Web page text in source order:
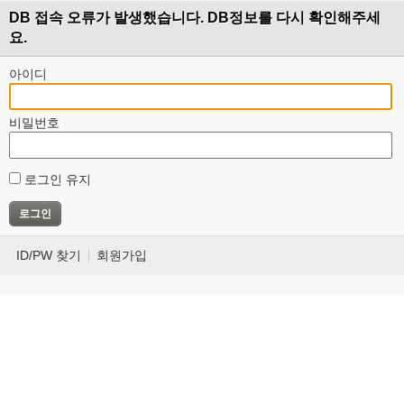
DB 접속 오류가 발생했습니다. DB정보를 다시 확인해주세
요.
아이디
비밀번호
로그인 유지
ID/PW 찾기 회원가입